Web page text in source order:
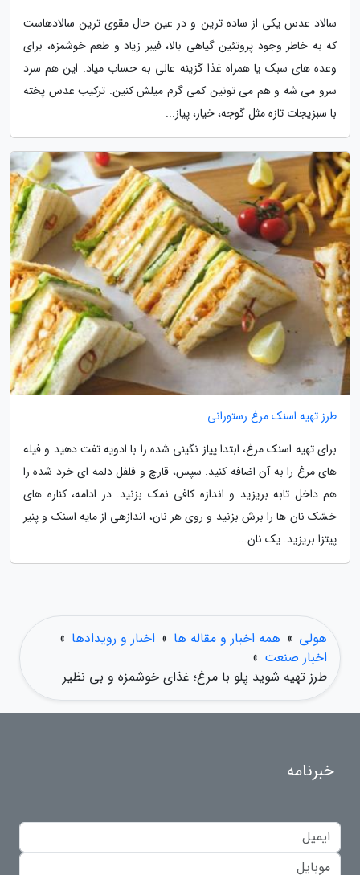
سالاد عدس یکی از ساده ترین و در عین حال مقوی ترین سالادهاست
که به خاطر وجود پروتئین گیاهی بالا، فیبر زیاد و طعم خوشمزه، برای
وعده های سبک یا همراه غذا گزینه عالی به حساب میاد. این هم سرد
سرو می شه و هم می تونین کمی گرم میلش کنین. ترکیب عدس پخته
با سبزیجات تازه مثل گوجه، خیار، پیاز...
طرز تهیه اسنک مرغ رستورانی
برای تهیه اسنک مرغ، ابتدا پیاز نگینی شده را با ادویه تفت دهید و فیله
های مرغ را به آن اضافه کنید. سپس، قارچ و فلفل دلمه ای خرد شده را
هم داخل تابه بریزید و اندازه کافی نمک بزنید. در ادامه، کناره های
خشک نان ها را برش بزنید و روی هر نان، اندازهی از مایه اسنک و پنیر
پیتزا بریزید. یک نان...
هولی » همه اخبار و مقاله ها » اخبار و رویدادها »
اخبار صنعت »
طرز تهیه شوید پلو با مرغ؛ غذای خوشمزه و بی نظیر
خبرنامه